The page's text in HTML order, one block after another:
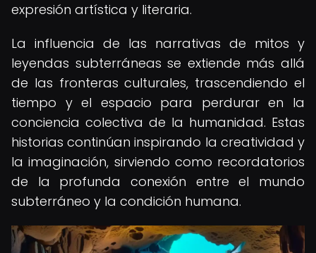
expresión artística y literaria.
La influencia de las narrativas de mitos y
leyendas subterráneas se extiende más allá
de las fronteras culturales, trascendiendo el
tiempo y el espacio para perdurar en la
conciencia colectiva de la humanidad. Estas
historias continúan inspirando la creatividad y
la imaginación, sirviendo como recordatorios
de la profunda conexión entre el mundo
subterráneo y la condición humana.